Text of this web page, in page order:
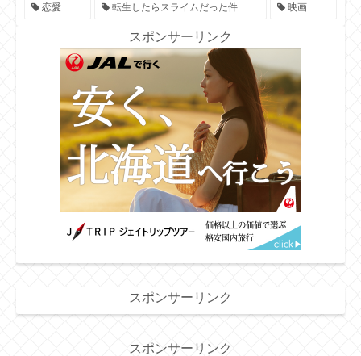
恋愛 転生したらスライムだった件 映画
スポンサーリンク
スポンサーリンク
スポンサーリンク